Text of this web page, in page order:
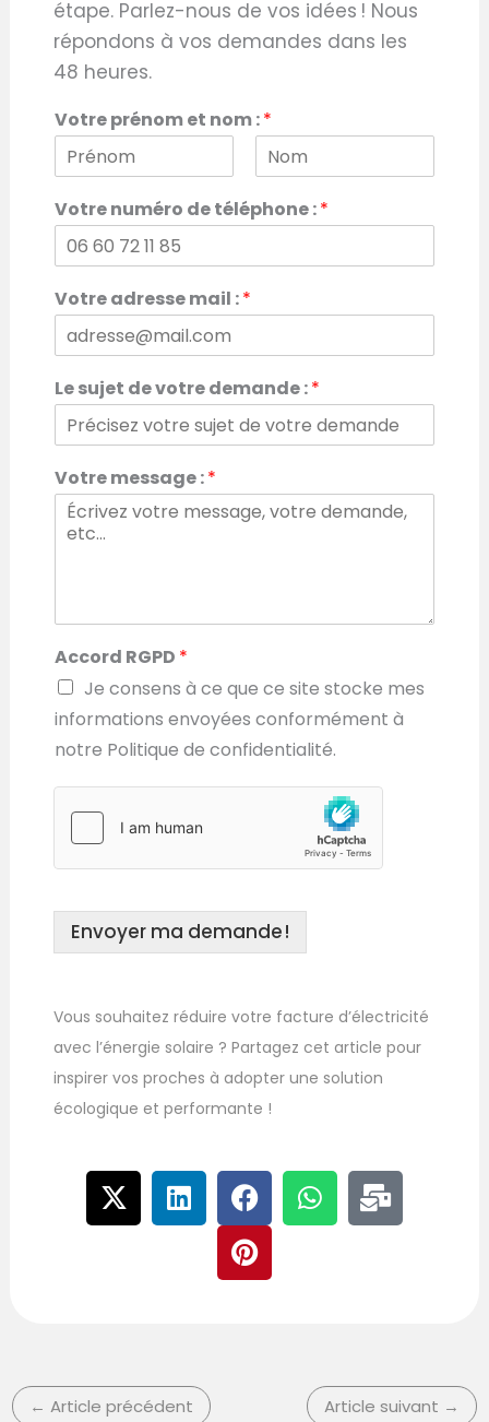
étape. Parlez-nous de vos idées ! Nous
répondons à vos demandes dans les
48 heures.
Votre prénom et nom :*
r
é
m
o
m
Votre numéro de téléphone :*
*
R
G
P
V
t
e
Votre adresse mail :*
Le sujet de votre demande :*
Votre message :*
Accord RGPD *
Je consens à ce que ce site stocke mes
informations envoyées conformément à
notre Politique de confidentialité.
Envoyer ma demande !
Vous souhaitez réduire votre facture d’électricité
avec l’énergie solaire ? Partagez cet article pour
inspirer vos proches à adopter une solution
écologique et performante !
X
-
t
r
L
i
n
F
a
c
e
b
W
h
a
M
a
i
k
P
i
n
t
e
← Article précédent Article suivant →